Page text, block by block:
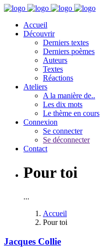
Accueil
Découvrir
Derniers textes
Derniers poèmes
Auteurs
Textes
Réactions
Ateliers
A la manière de..
Les dix mots
Le thème en cours
Connexion
Se connecter
Se déconnecter
Contact
Pour toi
...
Accueil
Pour toi
Jacques Collie